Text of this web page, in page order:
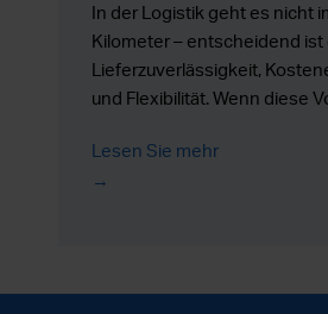
In der Logistik geht es nicht
Kilometer – entscheidend ist
Lieferzuverlässigkeit,
und Flexibilität. Wenn diese
sogar zu einem
statt zu einem Hindernis.
Lesen Sie mehr